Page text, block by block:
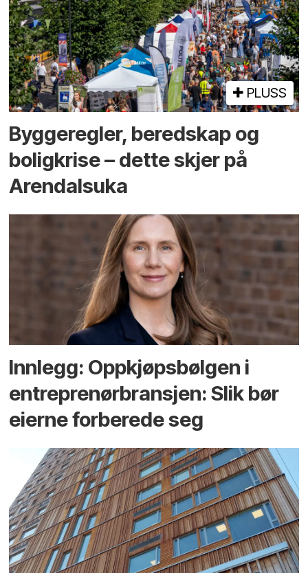
PLUSS
Bygge­regler, beredskap og
bolig­krise – dette skjer på
Arendals­uka
Innlegg: Oppkjøps­bølgen i
entreprenør­bransjen: Slik bør
eierne forberede seg